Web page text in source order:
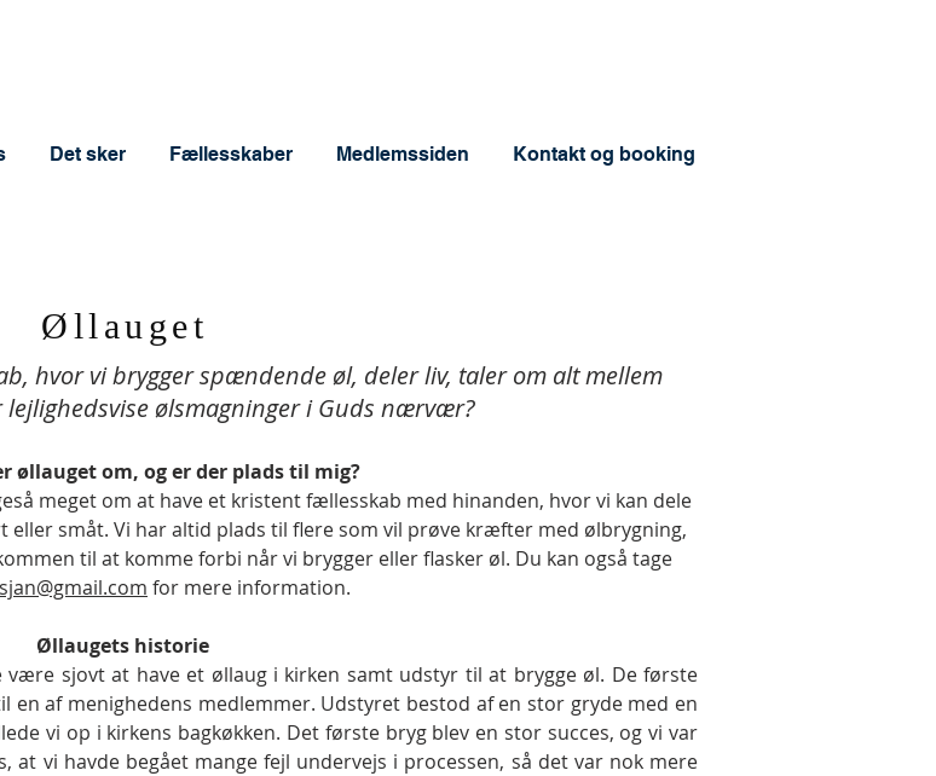
Det sker Fællesskaber Medlemssiden Kontakt og booking
Øllauget
hvor vi brygger spændende øl, deler liv, taler om alt mellem
ølsmagninger i Guds nærvær?
øllauget om, og er der plads til mig?
meget om at have et kristent fællesskab med hinanden, hvor vi kan dele
småt. Vi har altid plads til flere som vil prøve kræfter med ølbrygning,
til at komme forbi når vi brygger eller flasker øl. Du kan også tage
for mere information.
Øllaugets historie
være sjovt at have et øllaug i kirken samt udstyr til at brygge øl. De første
en af menighedens medlemmer. Udstyret bestod af en stor gryde med en
vi op i kirkens bagkøkken. Det første bryg blev en stor succes, og vi var
at vi havde begået mange fejl undervejs i processen, så det var nok mere